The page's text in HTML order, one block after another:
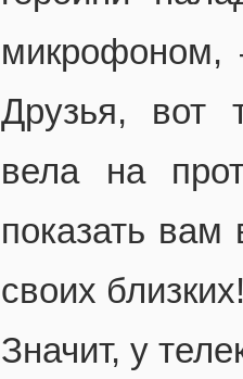
Друзья, вот
вела на
показать вам
своих
Значит, у